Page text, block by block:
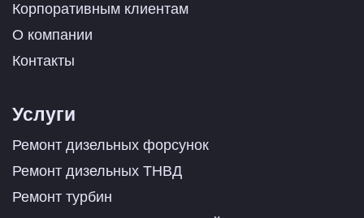
Корпоративным клиентам
О компании
Контакты
Услуги
Ремонт дизельных форсунок
Ремонт дизельных ТНВД
Ремонт турбин